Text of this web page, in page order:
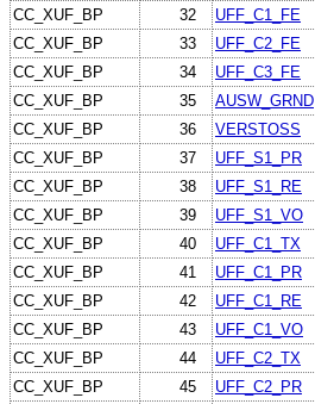
CC_XUF_BP 32 UFF_C1_FE
CC_XUF_BP
33 UFF_C2_FE
CC_XUF_BP
34 UFF_C3_FE
CC_XUF_BP
35 AUSW_GRND
CC_XUF_BP
36 VERSTOSS
CC_XUF_BP
37 UFF_S1_PR
CC_XUF_BP
38 UFF_S1_RE
CC_XUF_BP
39 UFF_S1_VO
CC_XUF_BP
40 UFF_C1_TX
CC_XUF_BP
41 UFF_C1_PR
CC_XUF_BP
42 UFF_C1_RE
CC_XUF_BP
43 UFF_C1_VO
CC_XUF_BP
44 UFF_C2_TX
CC_XUF_BP
45 UFF_C2_PR